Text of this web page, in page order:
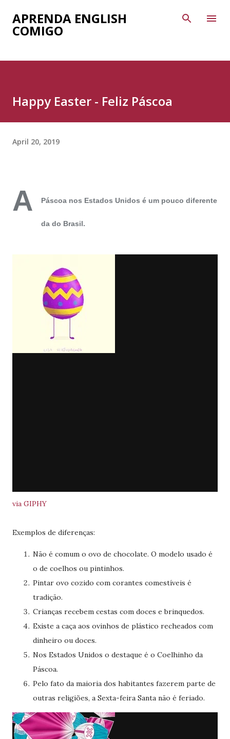
Skip to main content
APRENDA ENGLISH
COMIGO
Happy Easter - Feliz Páscoa
April 20, 2019
A Páscoa nos Estados Unidos é um pouco diferente
da do Brasil.
via GIPHY
Exemplos de diferenças:
Não é comum o ovo de chocolate. O modelo usado é
o de coelhos ou pintinhos.
Pintar ovo cozido com corantes comestíveis é
tradição.
Crianças recebem cestas com doces e brinquedos.
Existe a caça aos ovinhos de plástico recheados com
dinheiro ou doces.
Nos Estados Unidos o destaque é o Coelhinho da
Páscoa.
Pelo fato da maioria dos habitantes fazerem parte de
outras religiões, a Sexta-feira Santa não é feriado.